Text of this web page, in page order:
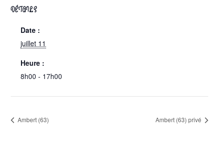
DÉTAILS
Date :
juillet 11
Heure :
8h00 - 17h00
Ambert (63) Ambert (63) privé